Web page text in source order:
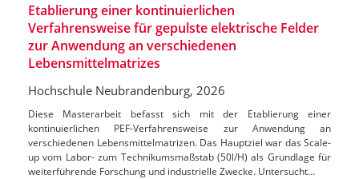
Etablierung einer kontinuierlichen
Verfahrensweise für gepulste elektrische Felder
zur Anwendung an verschiedenen
Lebensmittelmatrizes
Hochschule Neubrandenburg, 2026
Diese Masterarbeit befasst sich mit der Etablierung einer
kontinuierlichen PEF-Verfahrensweise zur Anwendung an
verschiedenen Lebensmittelmatrizen. Das Hauptziel war das Scale-
up vom Labor- zum Technikumsmaßstab (50l/H) als Grundlage für
weiterführende Forschung und industrielle Zwecke. Untersucht…